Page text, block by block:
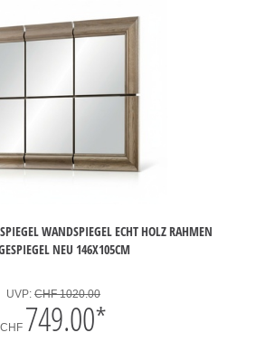
WANDSPIEGEL ECHT HOLZ RAHMEN H
NEU 146X105CM
UVP: CHF 1020.00
CHF 749.00*